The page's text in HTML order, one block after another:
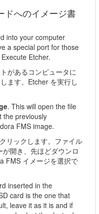
ドへのイメージ書
into your computer
a special port for those
Etcher.
があるコンピュータに
ます。Etcher を実行し
. This will open the file
the previously
FMS image.
リックします。ファイル
開き、先ほどダウンロ
FMS イメージを選択で
inserted in the
card is the one that
leave it as it is and if